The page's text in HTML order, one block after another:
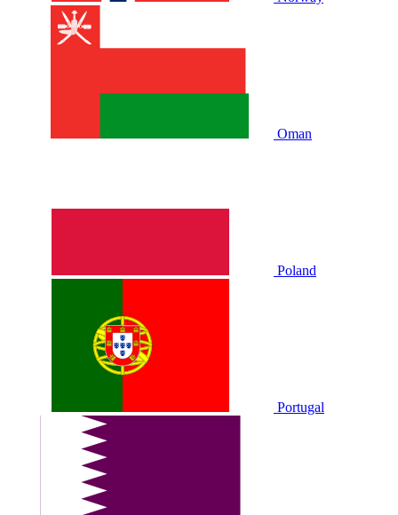
Oman
Poland
Portugal